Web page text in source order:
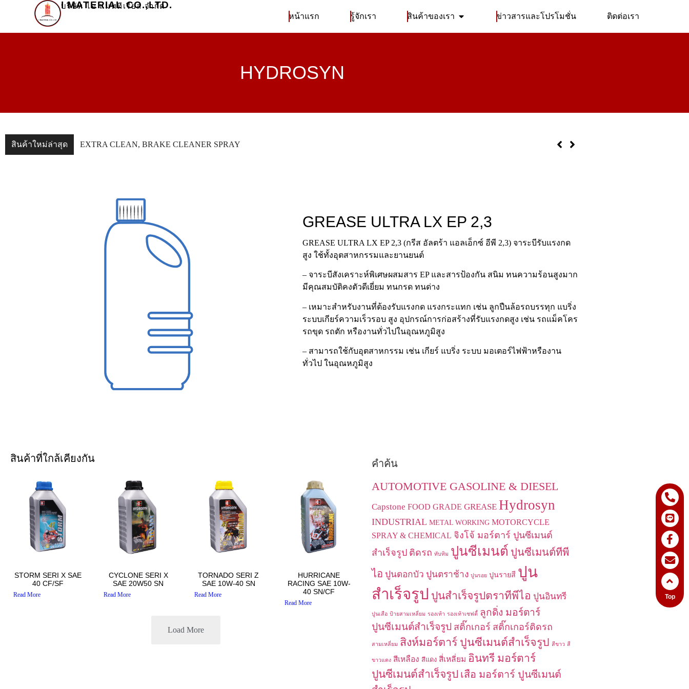
I MATERIAL CO.,LTD.
บริษัท ไอ แมททีเรียล จำกัด
หน้าแรก
รู้จักเรา สินค้าของเรา ข่าวสารและโปรโมชั่น ติดต่อเรา
HYDROSYN
สินค้าใหม่ล่าสุด EXTRA CLEAN, BRAKE CLEANER SPRAY
EXTRA SPY, LEAK DETECTOR SPRAY
GREASE ULTRA LX EP 2,3
GREASE ULTRA LX EP 2,3 (กรีส อัลตร้า แอลเอ็กซ์ อีพี 2,3) จาระบีรับแรงกด
สูง ใช้ทั้งอุตสาหกรรมและยานยนต์
– จาระบีสังเคราะห์พิเศษผสมสาร EP และสารป้องกัน สนิม ทนความร้อนสูงมาก
มีคุณสมบัติคงตัวดีเยี่ยม ทนกรด ทนด่าง
– เหมาะสำหรับงานที่ต้องรับแรงกด แรงกระแทก เช่น ลูกปืนล้อรถบรรทุก แบริ่ง
ระบบเกียร์ความเร็วรอบ สูง อุปกรณ์การก่อสร้างที่รับแรงกดสูง เช่น รถแม็คโคร
รถขุด รถตัก หรืองานทั่วไปในอุณหภูมิสูง
– สามารถใช้กับอุตสาหกรรม เช่น เกียร์ แบริ่ง ระบบ มอเตอร์ไฟฟ้าหรืองาน
ทั่วไป ในอุณหภูมิสูง
สินค้าที่ใกล้เคียงกัน
STORM SERI X SAE
40 CF/SF
Read More
CYCLONE SERI X
SAE 20W50 SN
Read More
TORNADO SERI Z
SAE 10W-40 SN
Read More
HURRICANE
RACING SAE 10W-
40 SN/CF
Read More
Load More
คำค้น
AUTOMOTIVE GASOLINE & DIESEL
Capstone FOOD GRADE GREASE Hydrosyn
INDUSTRIAL METAL WORKING MOTORCYCLE
SPRAY & CHEMICAL จิงโจ้ มอร์ตาร์ ปูนซีเมนต์
สำเร็จรูป ติดรถ ทับทิม ปูนซีเมนต์ ปูนซีเมนต์ทีพี
ไอ ปูนดอกบัว ปูนตราช้าง ปูนรอย ปูนรายสี ปูน
สำเร็จรูป ปูนสำเร็จรูปตราทีพีไอ ปูนอินทรี
ปูนเสือ ป้ายสามเหลี่ยม รองเท้า รองเท้าเซฟตี้ ลูกดิ่ง มอร์ตาร์
ปูนซีเมนต์สำเร็จรูป สติ๊กเกอร์ สติ๊กเกอร์ติดรถ
สามเหลี่ยม สิงห์มอร์ตาร์ ปูนซีเมนต์สำเร็จรูป สีขาว สี
ขาวแดง สีเหลือง สีแดง สี่เหลี่ยม อินทรี มอร์ตาร์
ปูนซีเมนต์สำเร็จรูป เสือ มอร์ตาร์ ปูนซีเมนต์
Top